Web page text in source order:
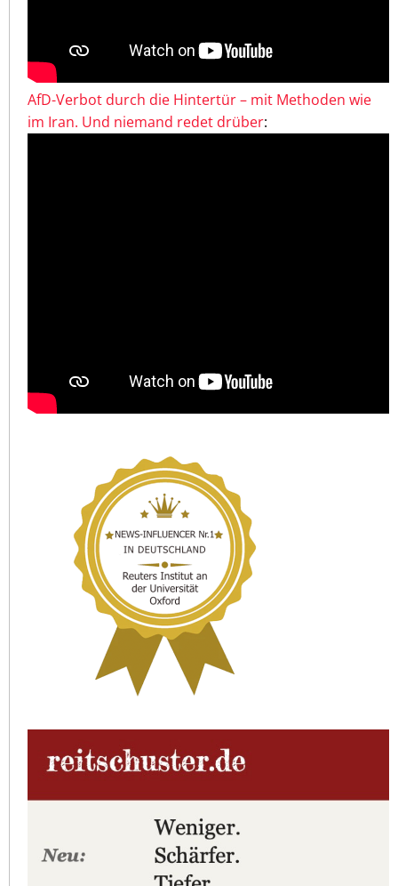
AfD-Verbot durch die Hintertür – mit Methoden wie
im Iran. Und niemand redet drüber: